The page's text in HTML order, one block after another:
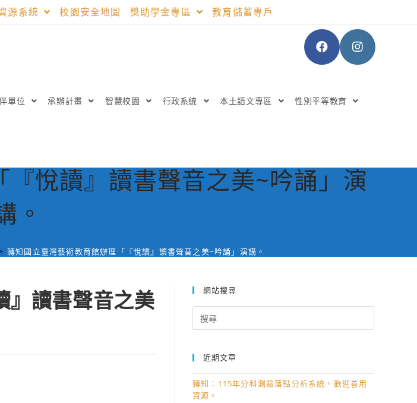
源系統 校園安全地圖 獎助學金專區 教育儲蓄專戶
單位 承辦計畫 智慧校園 行政系統 本土語文專區 性別平等教育
悅讀』讀書聲音之美~吟誦」演
。
轉知國立臺灣藝術教育館辦理「『悅讀』讀書聲音之美~吟誦」演講。
』讀書聲音之美
網站搜尋
for:
近期文章
轉知：115年分科測驗落點分析系統，歡迎善用
資源。